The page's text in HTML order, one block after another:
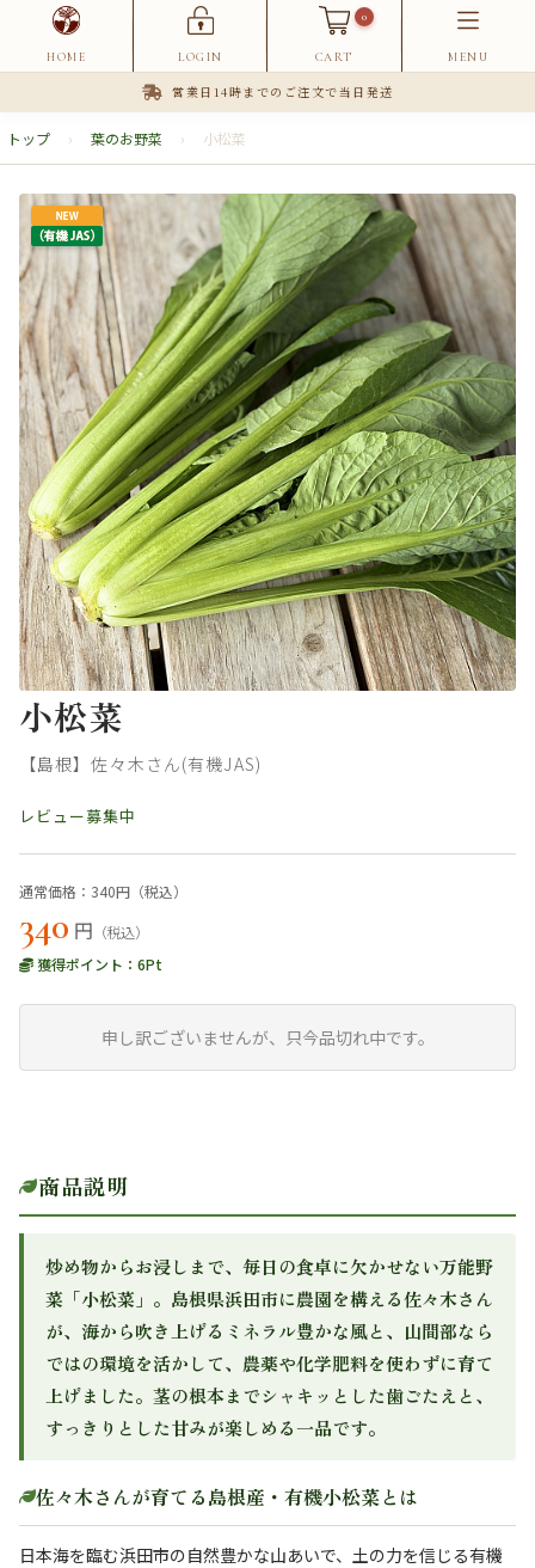
HOME LOGIN CART
0
MENU
営業日14時までのご注文で当日発送
トップ › 葉のお野菜 › 小松菜
小松菜
【島根】佐々木さん(有機JAS)
レビュー募集中
通常価格：340円（税込）
340 円 （税込）
獲得ポイント： 6Pt
申し訳ございませんが、只今品切れ中です。
商品説明
炒め物からお浸しまで、毎日の食卓に欠かせない万能野
菜「小松菜」。島根県浜田市に農園を構える佐々木さん
が、海から吹き上げるミネラル豊かな風と、山間部なら
ではの環境を活かして、農薬や化学肥料を使わずに育て
上げました。茎の根本までシャキッとした歯ごたえと、
すっきりとした甘みが楽しめる一品です。
佐々木さんが育てる島根産・有機小松菜とは
日本海を臨む浜田市の自然豊かな山あいで、土の力を信じる有機